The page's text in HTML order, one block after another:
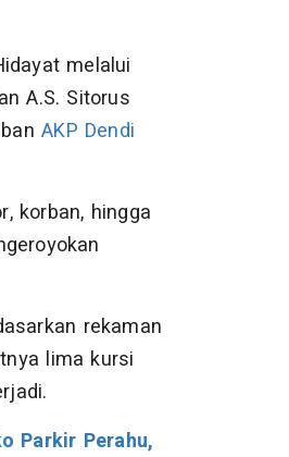
melalui
A.S. Sitorus
AKP Dendi
korban, hingga
rekaman
lima kursi
Parkir Perahu,